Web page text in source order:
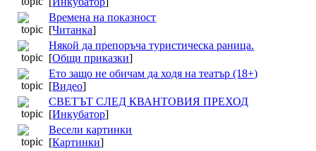
Времена на показност
[Читанка]
Някой да препоръча туристическа раница.
[Общи приказки]
Ето защо не обичам да ходя на театър (18+)
[Видео]
СВЕТЪТ СЛЕД КВАНТОВИЯ ПРЕХОД
[Инкубатор]
Весели картинки
[Картинки]